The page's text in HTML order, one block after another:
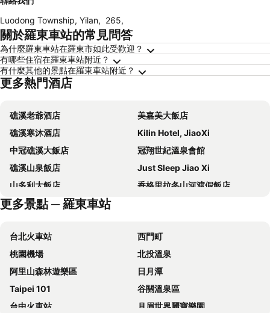
Luodong Township, Yilan, 265,
關於羅東車站的常見問答
為什麼羅東車站在羅東市如此受歡迎？
有哪些住宿在羅東車站附近？
有什麼其他的景點在羅東車站附近？
更多熱門酒店
礁溪老爺酒店
美嘉美大飯店
礁溪寒沐酒店
Kilin Hotel, JiaoXi
中冠礁溪大飯店
冠翔世紀溫泉會館
礁溪山泉飯店
Just Sleep Jiao Xi
山多利大飯店
香格里拉冬山河渡假飯店
晶泉丰旅
WOW 玩行旅
58˚ Hotspring Hotel
Lakeshore Hotel Yilan
Yamagata Kaku Hotel & Spa
Shankou Hotspring Hotel
葛瑪蘭溫泉飯店
悅綠墅
Lakeshore Hotel Suao
川湯溫泉養生館
佧美奧之湯
更多景點 ─ 羅東車站
台北火車站
西門町
桃園機場
北投溫泉
阿里山森林遊樂區
日月潭
Taipei 101
谷關溫泉區
台中火車站
月眉世界麗寶樂園